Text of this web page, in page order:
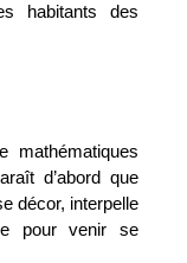
habitants des
mathématiques
d’abord que
décor, interpelle
pour venir se